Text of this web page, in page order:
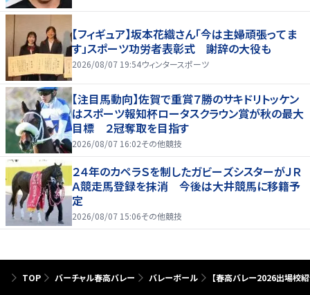
【フィギュア】坂本花織さん「今は主婦頑張ってま
す」スポーツ功労者表彰式 謝辞の大役も
2026/08/07 19:54ウィンタースポーツ
【注目馬動向】佐賀で重賞７勝のサキドリトッケン
はスポーツ報知杯ロータスクラウン賞が秋の最大
目標 ２冠奪取を目指す
2026/08/07 16:02その他競技
２４年のカペラＳを制したガビーズシスターがＪＲ
Ａ競走馬登録を抹消 今後は大井競馬に移籍予
定
2026/08/07 15:06その他競技
TOP バーチャル春高バレー バレーボール 【春高バレー2026出場校